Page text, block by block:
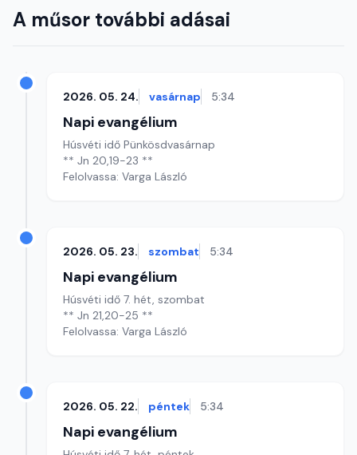
A műsor további adásai
2026. 05. 24. vasárnap 5:34
Napi evangélium
Húsvéti idő Pünkösdvasárnap
** Jn 20,19-23 **
Felolvassa: Varga László
2026. 05. 23. szombat 5:34
Napi evangélium
Húsvéti idő 7. hét, szombat
** Jn 21,20-25 **
Felolvassa: Varga László
2026. 05. 22. péntek 5:34
Napi evangélium